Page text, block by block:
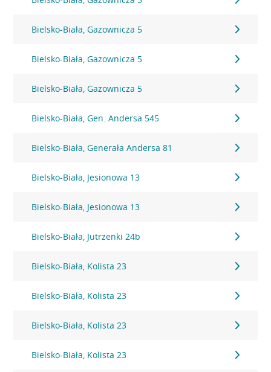
Bielsko-Biała, Gazownicza 5
Bielsko-Biała, Gazownicza 5
Bielsko-Biała, Gazownicza 5
Bielsko-Biała, Gen. Andersa 545
Bielsko-Biała, Generała Andersa 81
Bielsko-Biała, Jesionowa 13
Bielsko-Biała, Jesionowa 13
Bielsko-Biała, Jutrzenki 24b
Bielsko-Biała, Kolista 23
Bielsko-Biała, Kolista 23
Bielsko-Biała, Kolista 23
Bielsko-Biała, Kolista 23